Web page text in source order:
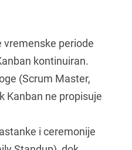
periode
kontinuiran.
(Scrum Master,
Kanban ne propisuje
i ceremonije